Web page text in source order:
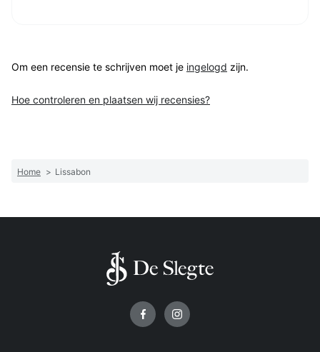
Om een recensie te schrijven moet je ingelogd zijn.
Hoe controleren en plaatsen wij recensies?
Home > Lissabon